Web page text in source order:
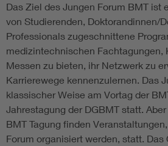
Das Ziel des Jungen Forum BMT ist
von Studierenden, Doktorandinnen/
Professionals zugeschnittene
medizintechnischen Fachtagungen,
Messen zu bieten, ihr Netzwerk zu
Karrierewege kennenzulernen. Das
klassischer Weise am Vortag der
Jahrestagung der DGBMT statt.
BMT Tagung finden
Forum organisiert werden, statt.